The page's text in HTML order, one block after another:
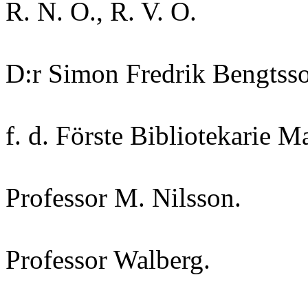
R. N. O., R. V. O.
D:r Simon Fredrik
f. d. Förste Bibliotekarie
Professor M. Nilsson.
Professor Walberg.